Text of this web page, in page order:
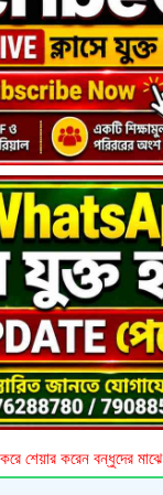
শেয়ার করেন বন্ধুদের মাঝে